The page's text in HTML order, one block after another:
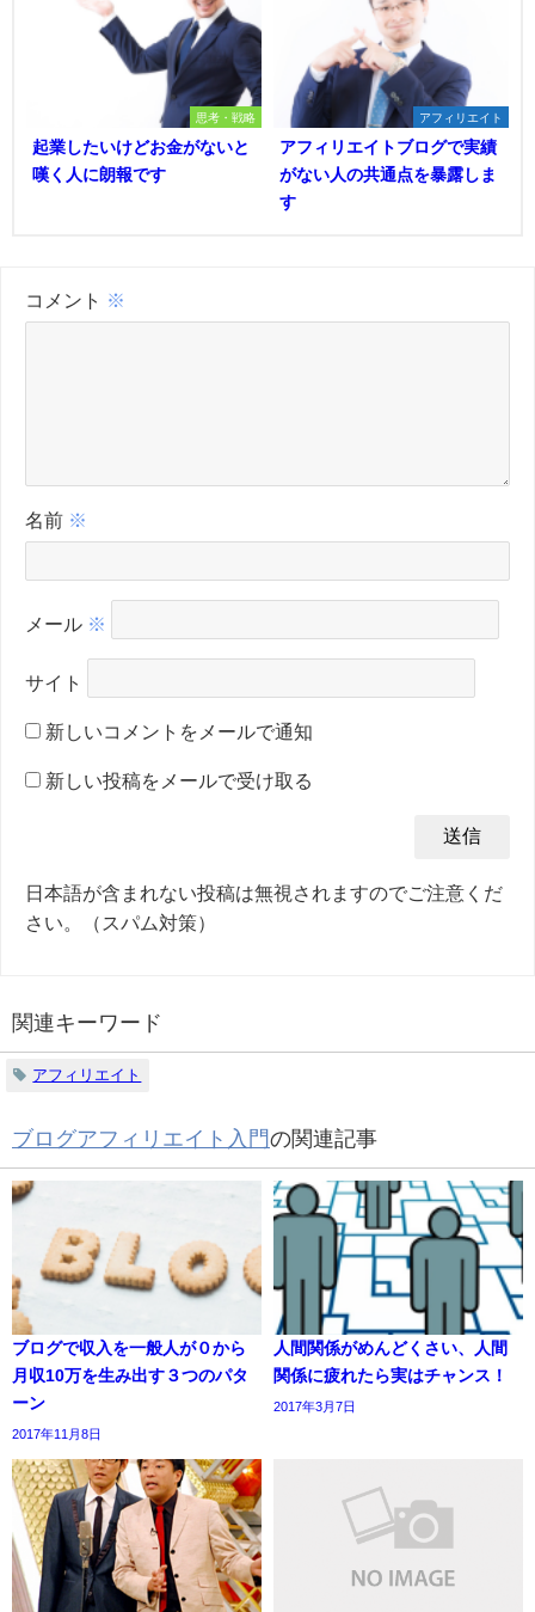
思考・戦略
起業したいけどお金がないと
嘆く人に朗報です
アフィリエイト
アフィリエイトブログで実績
がない人の共通点を暴露しま
す
コメント ※
名前 ※
メール ※
サイト
新しいコメントをメールで通知
新しい投稿をメールで受け取る
日本語が含まれない投稿は無視されますのでご注意くだ
さい。（スパム対策）
関連キーワード
アフィリエイト
ブログアフィリエイト入門の関連記事
ブログで収入を一般人が０から
月収10万を生み出す３つのパタ
ーン
2017年11月8日
人間関係がめんどくさい、人間
関係に疲れたら実はチャンス！
2017年3月7日